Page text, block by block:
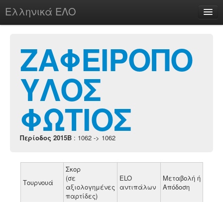
Ελληνικά ΕΛΟ
chesstu.be @ discord
ΖΑΦΕΙΡΟΠΟ
ΥΛΟΣ
ΦΩΤΙΟΣ
Περίοδος 2015B : 1062 -> 1062
Τουρνουά
Σκορ
(σε
αξιολογημένες
παρτίδες)
ELO
αντιπάλων
Μεταβολή ή
Απόδοση